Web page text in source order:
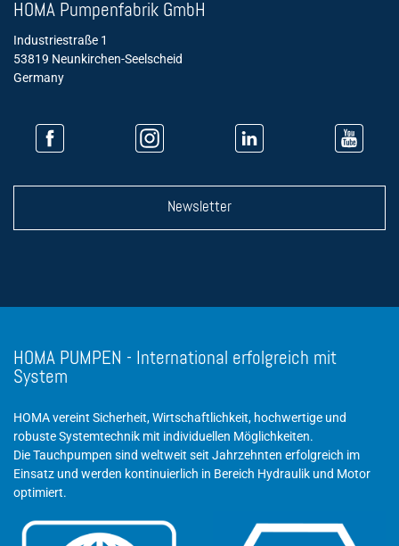
HOMA Pumpenfabrik GmbH
Industriestraße 1
53819 Neunkirchen-Seelscheid
Germany
Newsletter
HOMA PUMPEN - International erfolgreich mit
System
HOMA vereint Sicherheit, Wirtschaftlichkeit, hochwertige und
robuste Systemtechnik mit individuellen Möglichkeiten.
Die Tauchpumpen sind weltweit seit Jahrzehnten erfolgreich im
Einsatz und werden kontinuierlich in Bereich Hydraulik und Motor
optimiert.